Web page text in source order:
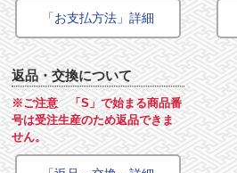
「お支払方法」詳細
返品・交換について
※ご注意 「S」で始まる商品番
号は受注生産のため返品できま
せん。